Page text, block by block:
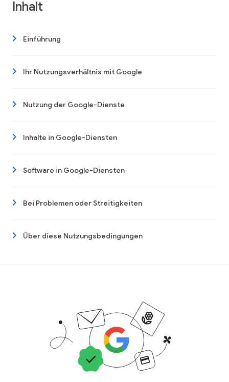
Inhalt
Einführung
Ihr Nutzungsverhältnis mit Google
Nutzung der Google-Dienste
Inhalte in Google-Diensten
Software in Google-Diensten
Bei Problemen oder Streitigkeiten
Über diese Nutzungsbedingungen